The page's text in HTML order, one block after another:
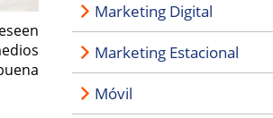
Marketing Digital
Marketing Estacional
Móvil